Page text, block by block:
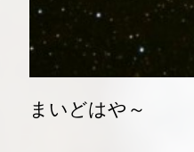
まいどはや～